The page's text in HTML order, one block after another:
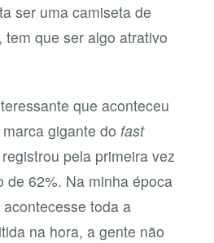
ser uma camiseta de
que ser algo atrativo
que aconteceu
gigante do fast
pela primeira vez
de 62%. Na minha época
toda a
na hora, a gente não